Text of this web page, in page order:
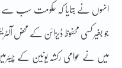
انہوں نے بتایا کہ حکومت سب سے
جو بغیر کسی محفوظ ڈیزائن کے محض
میں نے عوامی رکشہ یونین کے